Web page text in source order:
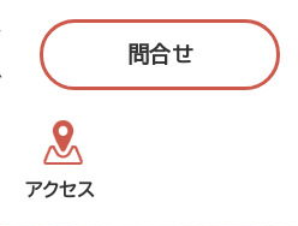
問合せ
アクセス